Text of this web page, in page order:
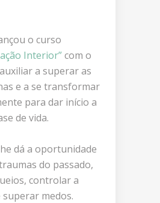
o curso
Interior”com o
a superar as
e a se transformar
para dar início a
de vida.
dá a oportunidade
do passado,
controlar a
superar medos.